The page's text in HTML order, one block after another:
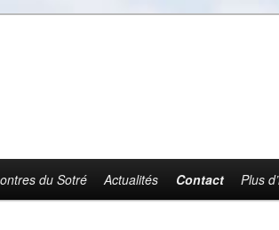
du Sotré Actualités Contact Plus